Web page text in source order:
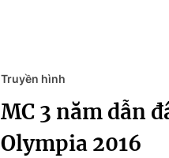
Truyền hình
MC 3 năm dẫn
Olympia 2016